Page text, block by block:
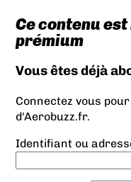
Ce contenu
prémium
Vous êtes déjà
Connectez vous
d'Aerobuzz.fr.
Identifiant ou